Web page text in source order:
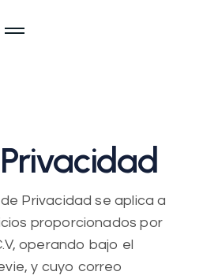
Privacidad se aplica a
proporcionados por
operando bajo el
y cuyo correo